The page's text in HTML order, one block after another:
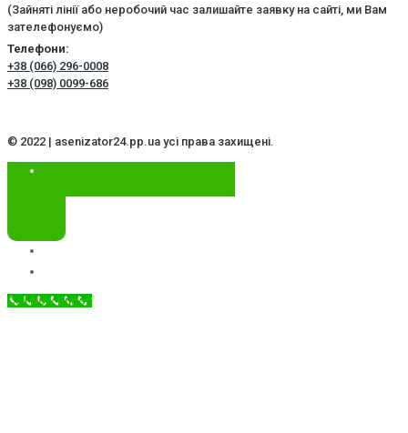
(Зайняті лінії або неробочий час залишайте заявку на сайті, ми Вам
зателефонуємо)
Телефони:
+38 (066) 296-0008
+38 (098) 0099-686
© 2022 | asenizator24.pp.ua усі права захищені.
Call Now Button